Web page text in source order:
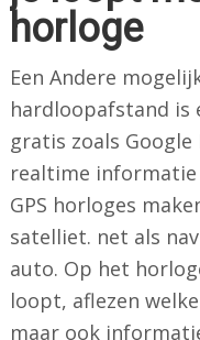
horloge
Een Andere
hardloopafstand is
gratis zoals
realtime
GPS horloges
satelliet. net als
auto. Op het
loopt, aflezen
maar ook